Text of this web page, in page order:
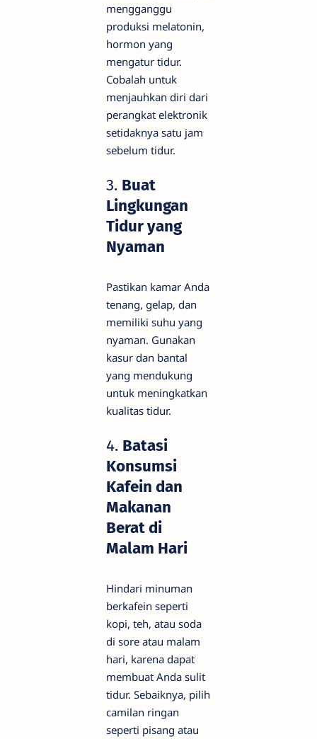
mengganggu
produksi melatonin,
hormon yang
mengatur tidur.
Cobalah untuk
menjauhkan diri dari
perangkat elektronik
setidaknya satu jam
sebelum tidur.
3. Buat
Lingkungan
Tidur yang
Nyaman
Pastikan kamar Anda
tenang, gelap, dan
memiliki suhu yang
nyaman. Gunakan
kasur dan bantal
yang mendukung
untuk meningkatkan
kualitas tidur.
4. Batasi
Konsumsi
Kafein dan
Makanan
Berat di
Malam Hari
Hindari minuman
berkafein seperti
kopi, teh, atau soda
di sore atau malam
hari, karena dapat
membuat Anda sulit
tidur. Sebaiknya, pilih
camilan ringan
seperti pisang atau